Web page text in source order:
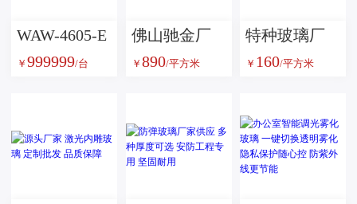
WAW-4605-E
型微机控制
￥ 999999/台
佛山驰金厂
家超强耐磨
玻璃
￥ 890/平方米
特种玻璃厂
家供应单片
璃 甲级复合
防火玻璃 消
防通道安全
￥ 160/平方米